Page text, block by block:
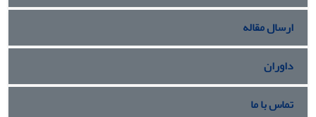
ارسال مقاله
داوران
تماس با ما